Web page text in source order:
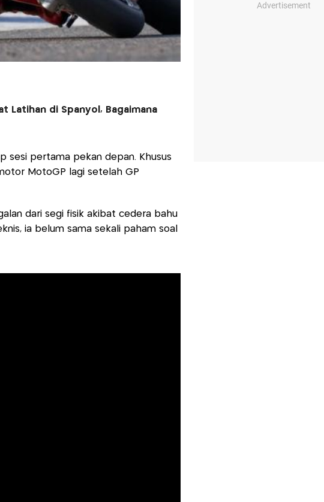
Latihan di Spanyol, Bagaimana
sesi pertama pekan depan. Khusus
MotoGP lagi setelah GP
dari segi fisik akibat cedera bahu
ia belum sama sekali paham soal
Advertisement